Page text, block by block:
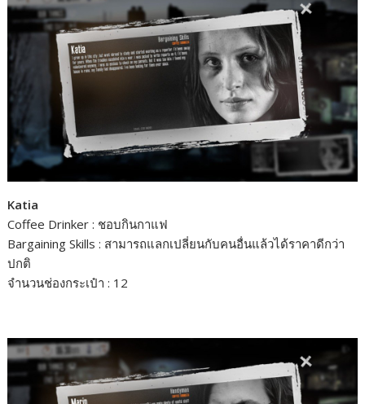
Katia
Coffee Drinker : ชอบกินกาแฟ
Bargaining Skills : สามารถแลกเปลี่ยนกับคนอื่นแล้วได้ราคาดีกว่า
ปกติ
จำนวนช่องกระเป๋า : 12